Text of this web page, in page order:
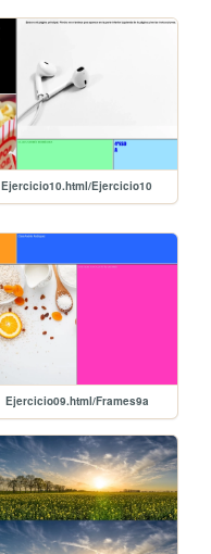
Ejercicio10.html/Ejercicio10
Ejercicio09.html/Frames9a